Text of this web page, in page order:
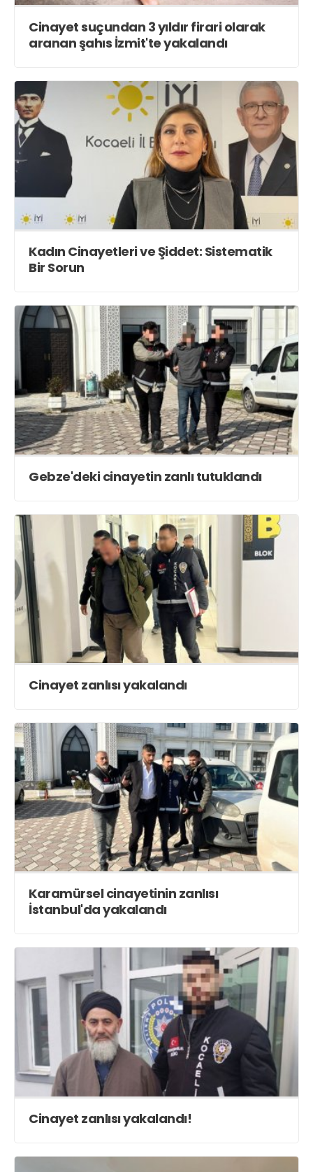
Cinayet suçundan 3 yıldır firari olarak
aranan şahıs İzmit'te yakalandı
Kadın Cinayetleri ve Şiddet: Sistematik
Bir Sorun
Gebze'deki cinayetin zanlı tutuklandı
Cinayet zanlısı yakalandı
Karamürsel cinayetinin zanlısı
İstanbul'da yakalandı
Cinayet zanlısı yakalandı!